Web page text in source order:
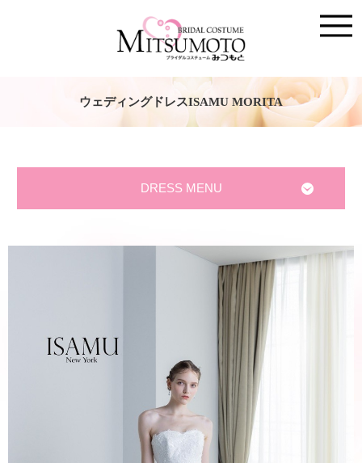
ウェディングドレスISAMU MORITA
DRESS MENU